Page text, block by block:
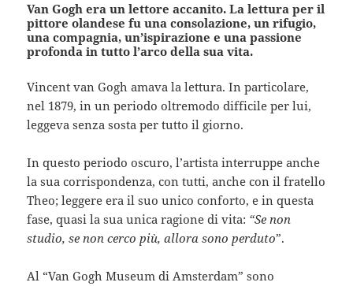
Van Gogh era un lettore accanito. La lettura per il
pittore olandese fu una consolazione, un rifugio,
una compagnia, un’ispirazione e una passione
profonda in tutto l’arco della sua vita.
Vincent van Gogh amava la lettura. In particolare,
nel 1879, in un periodo oltremodo difficile per lui,
leggeva senza sosta per tutto il giorno.
In questo periodo oscuro, l’artista interruppe anche
la sua corrispondenza, con tutti, anche con il fratello
Theo; leggere era il suo unico conforto, e in questa
fase, quasi la sua unica ragione di vita: “Se non
studio, se non cerco più, allora sono perduto”.
Al “Van Gogh Museum di Amsterdam” sono